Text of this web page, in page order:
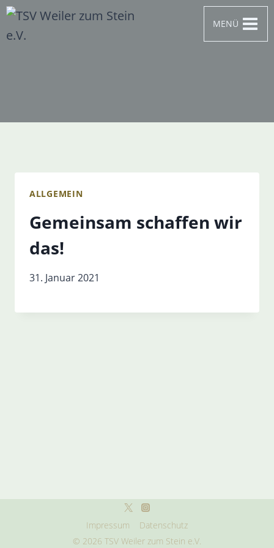
Zum
Inhalt
MENÜ
ALLGEMEIN
Gemeinsam schaffen wir
das!
31. Januar 2021
© 2026 TSV Weiler zum Stein e.V.
Impressum Datenschutz